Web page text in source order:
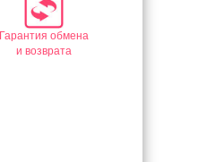
Гарантия обмена
и возврата